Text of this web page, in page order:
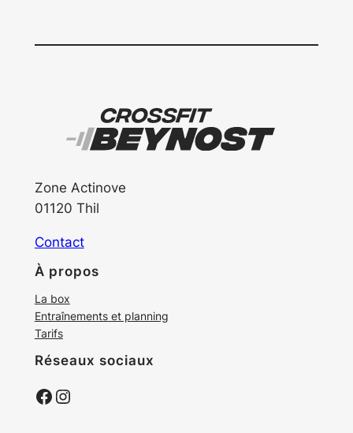
Zone Actinove
01120 Thil
Contact
À propos
La box
Entraînements et planning
Tarifs
Réseaux sociaux
Facebook Instagram